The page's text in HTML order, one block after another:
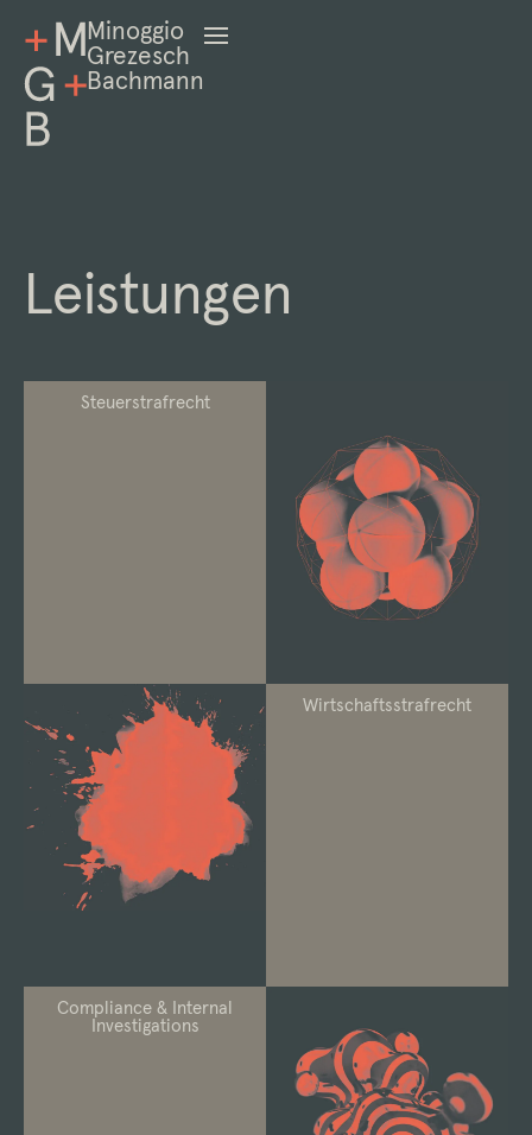
Minoggio
Grezesch
Bachmann
Leistungen
Steuerstrafrecht
Wirtschaftsstrafrecht
Compliance & Internal
Investigations